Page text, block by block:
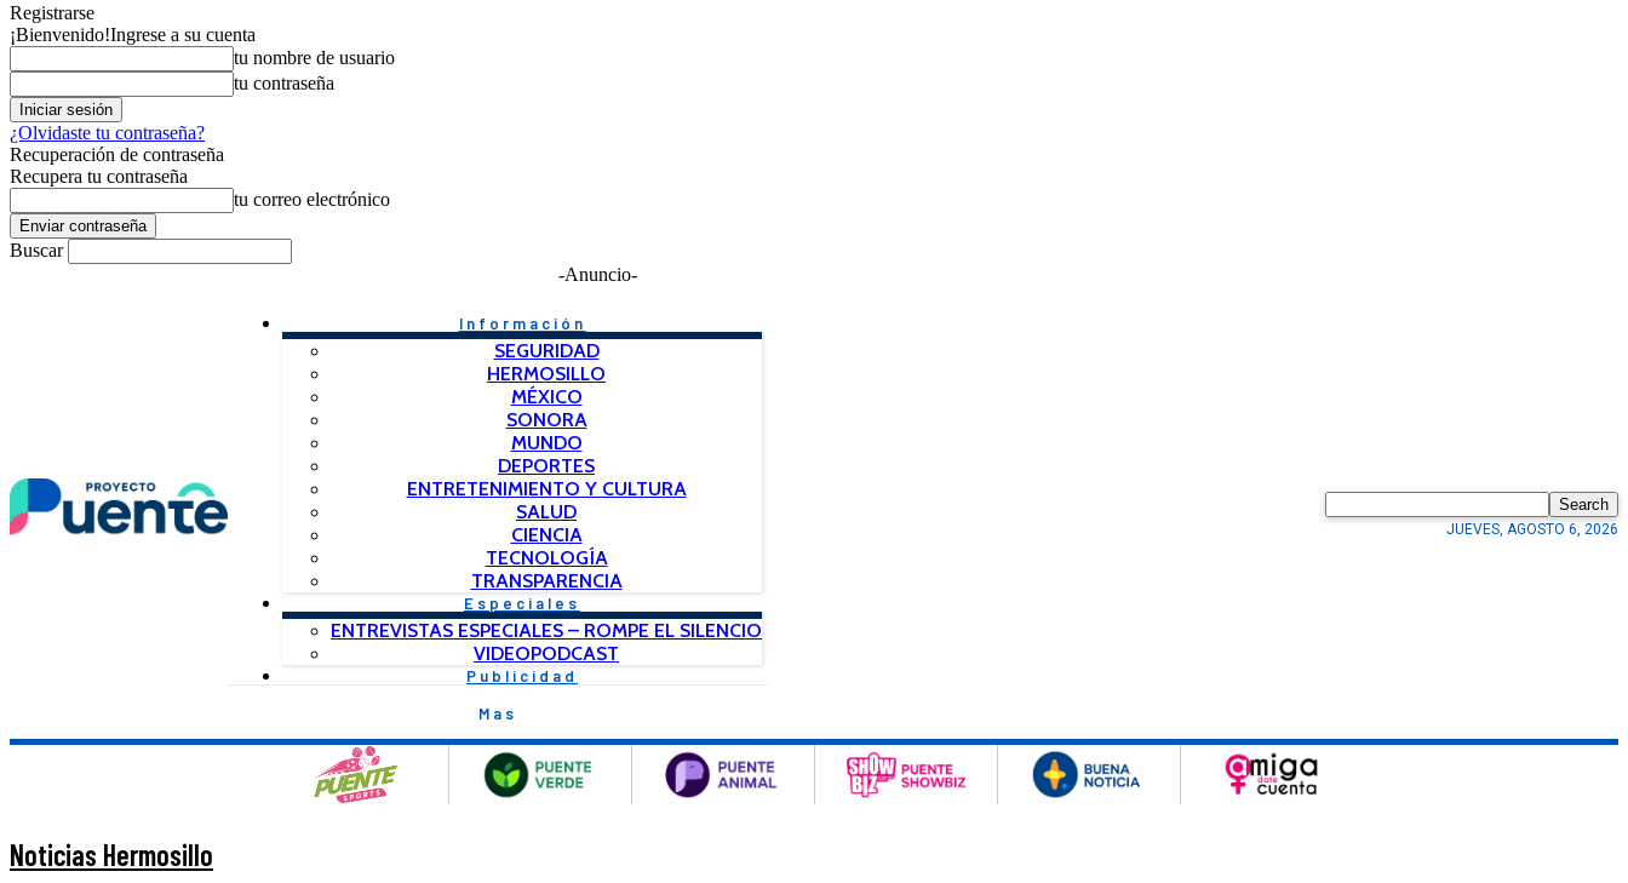
Registrarse
¡Bienvenido!Ingrese a su cuenta
tu nombre de usuario
tu contraseña
¿Olvidaste tu contraseña?
Recuperación de contraseña
Recupera tu contraseña
tu correo electrónico
Buscar
-Anuncio-
Información
SEGURIDAD
HERMOSILLO
MÉXICO
SONORA
MUNDO
DEPORTES
ENTRETENIMIENTO Y CULTURA
SALUD
CIENCIA
TECNOLOGÍA
TRANSPARENCIA
Especiales
ENTREVISTAS ESPECIALES – ROMPE EL SILENCIO
VIDEOPODCAST
Publicidad
Mas
Search
JUEVES, AGOSTO 6, 2026
Noticias Hermosillo